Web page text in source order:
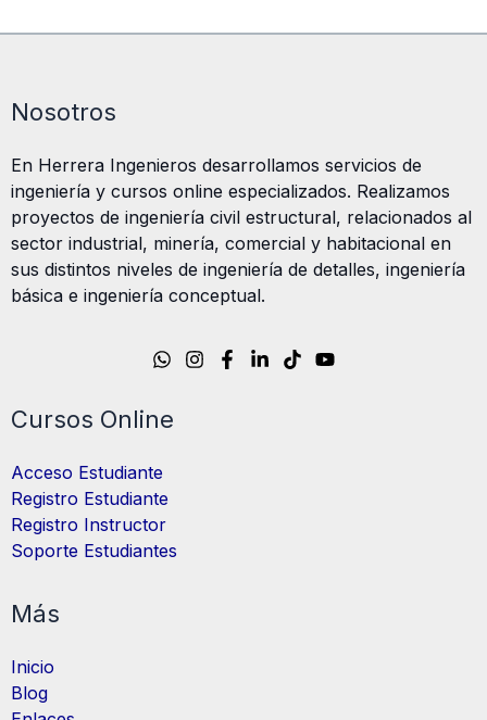
Nosotros
En Herrera Ingenieros desarrollamos servicios de
ingeniería y cursos online especializados. Realizamos
proyectos de ingeniería civil estructural, relacionados al
sector industrial, minería, comercial y habitacional en
sus distintos niveles de ingeniería de detalles, ingeniería
básica e ingeniería conceptual.
Cursos Online
Acceso Estudiante
Registro Estudiante
Registro Instructor
Soporte Estudiantes
Más
Inicio
Blog